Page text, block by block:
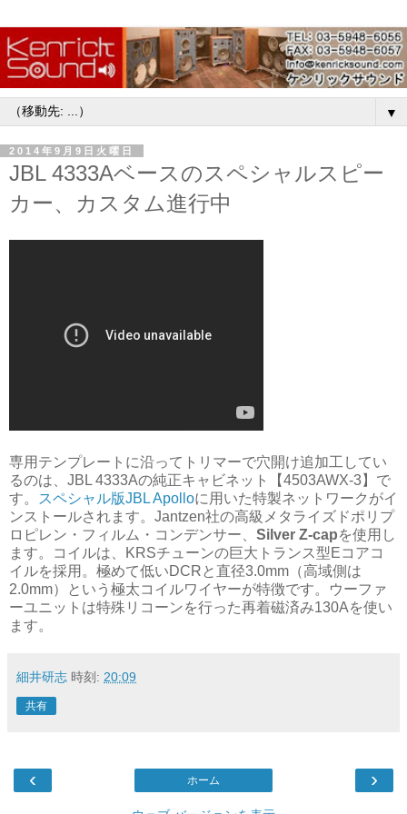
▼
2014年9月9日火曜日
JBL 4333Aベースのスペシャルスピー
カー、カスタム進行中
専用テンプレートに沿ってトリマーで穴開け追加工してい
るのは、JBL 4333Aの純正キャビネット【4503AWX-3】で
す。
スペシャル版JBL Apolloに用いた特製ネットワークがイ
ンストールされます。Jantzen社の高級メタライズドポリプ
ロピレン・フィルム・コンデンサー、 Silver Z-capを使用し
ます。コイルは、KRSチューンの巨大トランス型Eコアコ
イルを採用。極めて低いDCRと直径3.0mm（高域側は
2.0mm）という極太コイルワイヤーが特徴です。ウーファ
ーユニットは特殊リコーンを行った再着磁済み130Aを使い
ます。
細井研志 時刻: 20:09
共有
‹ ›
ホーム